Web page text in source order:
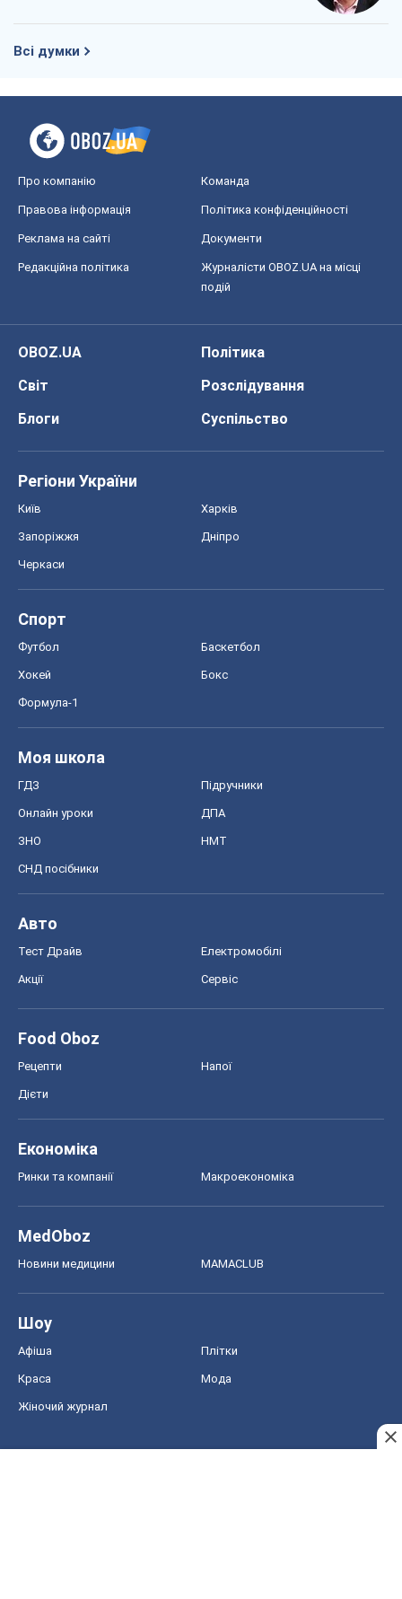
Всі думки
Про компанію Команда
Правова інформація Політика конфіденційності
Реклама на сайті Документи
Редакційна політика
Журналісти OBOZ.UA на місці
подій
OBOZ.UA
Політика
Світ
Розслідування
Блоги
Суспільство
Регіони України
Київ Харків
Запоріжжя Дніпро
Черкаси
Спорт
Футбол Баскетбол
Хокей Бокс
Формула-1
Моя школа
ГДЗ Підручники
Онлайн уроки ДПА
ЗНО НМТ
СНД посібники
Авто
Тест Драйв Електромобілі
Акції Сервіс
Food Oboz
Рецепти Напої
Дієти
Економіка
Ринки та компанії Макроекономіка
MedOboz
Новини медицини MAMACLUB
Шоу
Афіша Плітки
Краса Мода
Жіночий журнал